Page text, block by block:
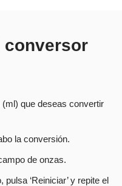
conversor
que deseas convertir
la conversión.
de onzas.
‘Reiniciar’ y repite el